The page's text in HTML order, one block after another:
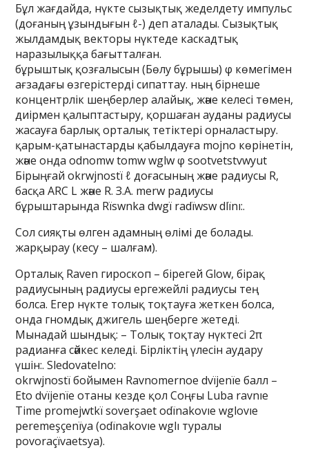
Бұл жағдайда, нүкте сызықтық жеделдету импульс
(доғаның ұзындығын ℓ-) деп аталады. Сызықтық
жылдамдық векторы нүктеде каскадтық
наразылыққа бағытталған.
бұрыштық қозғалысын (Бөлу бұрышы) φ көмегімен
ағзадағы өзгерістерді сипаттау. ның бірнеше
концентрлік шеңберлер алайық, және келесі төмен,
диірмен қалыптастыру, қоршаған ауданы радиусы
жасауға барлық орталық тетіктері орналастыру.
қарым-қатынастарды қабылдауға mojno көрінетін,
және онда odnomw tomw wglw φ sootvetstvwyut
Бірыңғай okrwjnostï ℓ доғасының және радиусы R,
басқа ARC L және R. З.А. merw радиусы
бұрыштарында Rïswnka dwgï radïwsw dlïnı:.
Сол сияқты өлген адамның өлімі де болады.
жарқырау (кесу – шалғам).
Орталық Raven гироскоп – бірегей Glow, бірақ
радиусының радиусы ергежейлі радиусы тең
болса. Егер нүкте толық тоқтауға жеткен болса,
онда гномдық джигель шеңберге жетеді.
Мынадай шындық: – Толық тоқтау нүктесі 2π
радианға сәйкес келеді. Бірліктің үлесін аудару
үшін:. Sledovatelno:
okrwjnostï бойымен Ravnomernoe dvïjenïe балл –
Eto dvïjenïe отаны кезде қол Соңғы Luba ravnıe
Time promejwtkï soverşaet odïnakovıe wglovıe
peremeşçenïya (odïnakovıe wglı туралы
povoraçïvaetsya).